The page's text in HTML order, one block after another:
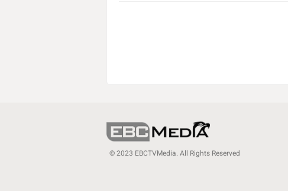
© 2023 EBCTVMedia. All Rights Reserved